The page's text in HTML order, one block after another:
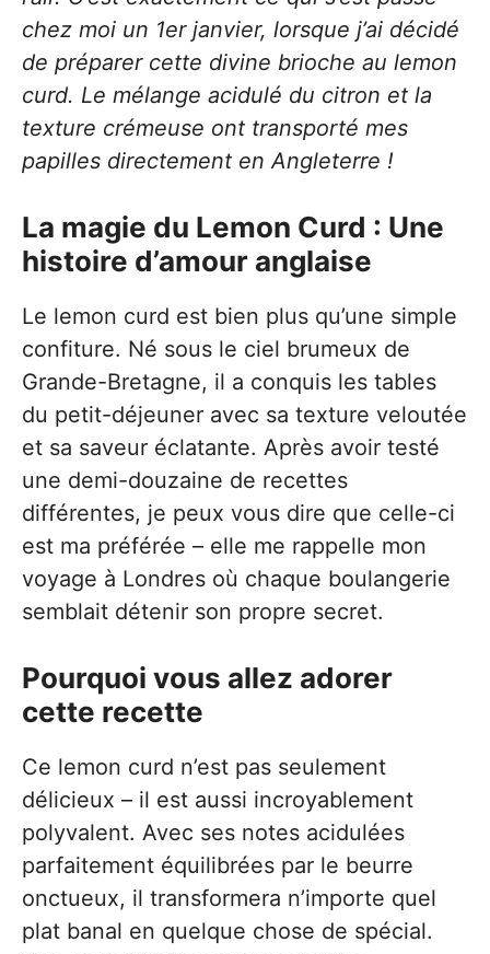
chez moi un 1er janvier, lorsque j’ai décidé
de préparer cette divine brioche au lemon
curd. Le mélange acidulé du citron et la
texture crémeuse ont transporté mes
papilles directement en Angleterre !
La magie du Lemon Curd : Une
histoire d’amour anglaise
Le lemon curd est bien plus qu’une simple
confiture. Né sous le ciel brumeux de
Grande-Bretagne, il a conquis les tables
du petit-déjeuner avec sa texture veloutée
et sa saveur éclatante. Après avoir testé
une demi-douzaine de recettes
différentes, je peux vous dire que celle-ci
est ma préférée – elle me rappelle mon
voyage à Londres où chaque boulangerie
semblait détenir son propre secret.
Pourquoi vous allez adorer
cette recette
Ce lemon curd n’est pas seulement
délicieux – il est aussi incroyablement
polyvalent. Avec ses notes acidulées
parfaitement équilibrées par le beurre
onctueux, il transformera n’importe quel
plat banal en quelque chose de spécial.